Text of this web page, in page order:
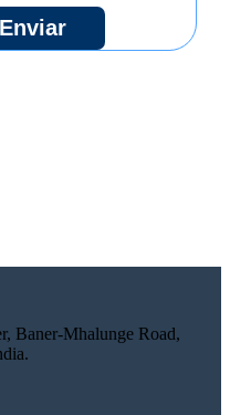
Enviar
Baner-Mhalunge Road,